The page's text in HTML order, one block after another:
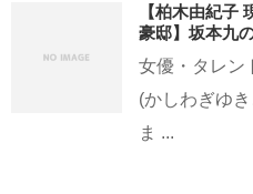
【柏木由紀子
豪邸】坂本九
女優・タレン
(かしわぎゆ
ま ...